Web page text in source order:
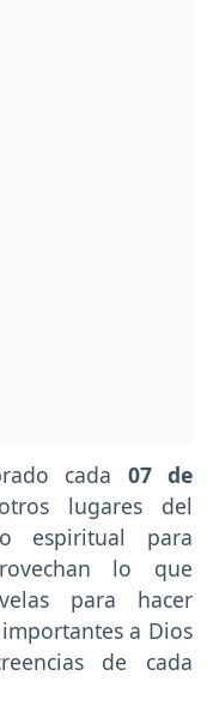
cada 07 de
lugares del
espiritual para
lo que
para hacer
a Dios
de cada